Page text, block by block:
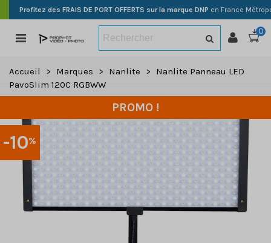
Profitez des FRAIS DE PORT OFFERTS sur la marque DNP en France
0
Accueil > Marques > Nanlite >
Nanlite Panneau LED
PavoSlim 120C RGBWW
-10%
PROMO !